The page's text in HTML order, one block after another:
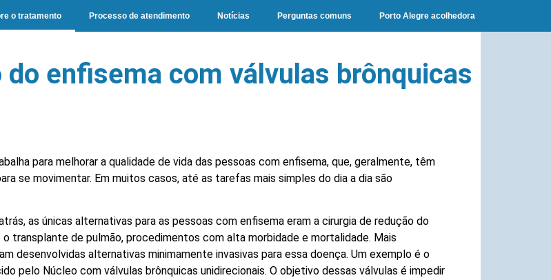
o tratamento Processo de atendimento Notícias Perguntas comuns Porto Alegre acolhedora
enfisema com válvulas brônquicas
para melhorar a qualidade de vida das pessoas com enfisema, que, geralmente, têm
se movimentar. Em muitos casos, até as tarefas mais simples do dia a dia são
as únicas alternativas para as pessoas com enfisema eram a cirurgia de redução do
o transplante de pulmão, procedimentos com alta morbidade e mortalidade. Mais
desenvolvidas alternativas minimamente invasivas para essa doença. Um exemplo é o
pelo Núcleo com válvulas brônquicas unidirecionais. O objetivo dessas válvulas é impedir